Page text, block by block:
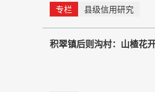
专栏 县级信用研究
积翠镇后则沟村：山楂花